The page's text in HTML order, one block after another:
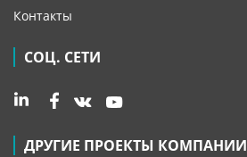
Контакты
СОЦ. СЕТИ
ДРУГИЕ ПРОЕКТЫ КОМПАНИИ